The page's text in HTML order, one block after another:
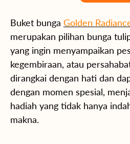
Buket bunga Golden
merupakan pilihan bunga
yang ingin menyampaikan
kegembiraan, atau
dirangkai dengan hati dan
dengan momen spesial,
hadiah yang tidak hanya
makna.